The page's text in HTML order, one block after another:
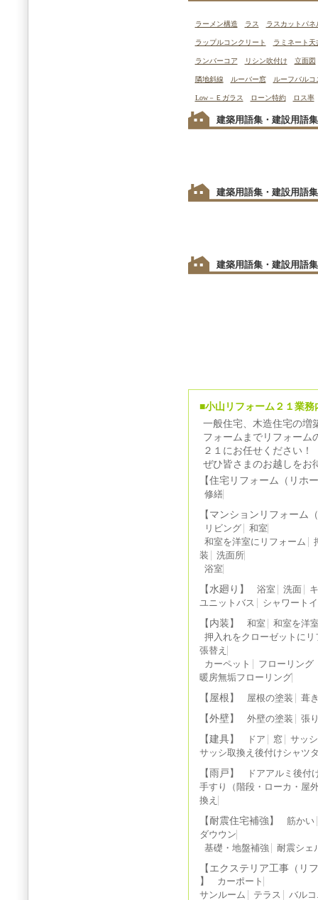
ラーメン構造 ラス ラスカットパネ
ラップルコンクリート ラミネート天
ランバーコア リシン吹付け 立面図
隣地斜線 ルーバー窓 ルーフバルコ
Low－Ｅガラス ローン特約 ロス率
建築用語集・建設用語
建築用語集・建設用語
建築用語集・建設用語
■小山リフォーム２１業務
一般住宅、木造住宅の増
フォームまでリフォーム
２１にお任せください！
ぜひ皆さまのお越しをお
【住宅リフォーム（リホ
修繕
【マンションリフォーム
リビング
和室
和室を洋室にリフォーム
装
洗面所
浴室
【水廻り】 浴室 洗面
ユニットバス
シャワート
【内装】 和室
和室を洋
押入れをクローゼットに
張替え
カーペット
フローリング
暖房無垢フローリング
【屋根】 屋根の塗装 葺
【外壁】 外壁の塗装 張
【建具】 ドア 窓
サッ
サッシ取換え後付けシャツ
【雨戸】
ドアアルミ後付
手すり（階段・ローカ・屋
換え
【耐震住宅補強】
筋かい
ダウウン
基礎・地盤補強
耐震シェ
【エクステリア工事（リ
】
カーポート
サンルーム
テラス
バル